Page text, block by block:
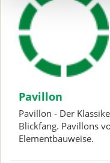
Pavillon
Pavillon - Der
Blickfang. Pavillons
Elementbauweise.